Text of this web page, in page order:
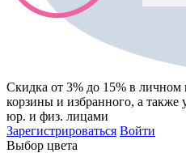
Скидка от 3% до 15% в личном
корзины и избранного, а также
юр. и физ. лицами
Зарегистрироваться Войти
Выбор цвета